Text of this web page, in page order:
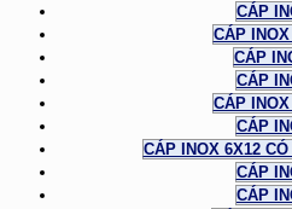
CÁP
CÁP
CÁP
CÁP
CÁP
CÁP
CÁP INOX 6X12
CÁP
CÁP